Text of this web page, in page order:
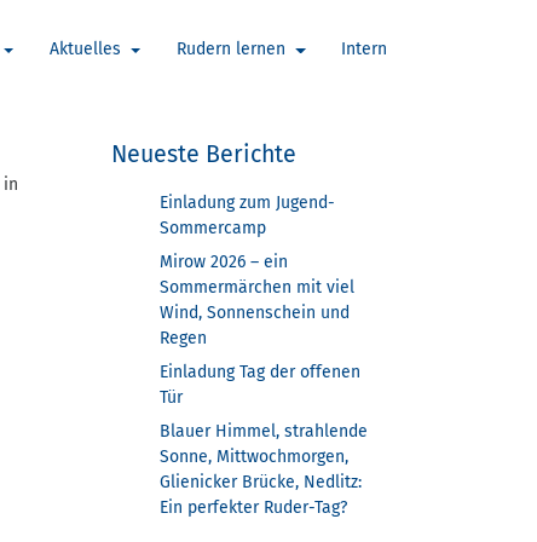
Aktuelles Rudern lernen Intern
in
Neueste Berichte
Einladung zum Jugend-
Sommercamp
Mirow 2026 – ein
Sommermärchen mit viel
Wind, Sonnenschein und
Regen
Einladung Tag der offenen
Tür
Blauer Himmel, strahlende
Sonne, Mittwochmorgen,
Glienicker Brücke, Nedlitz:
Ein perfekter Ruder-Tag?